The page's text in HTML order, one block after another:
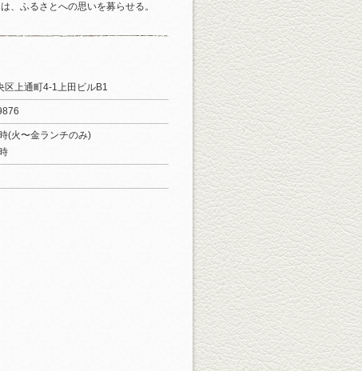
、ふるさとへの思いを募らせる。
区上通町4-1上田ビルB1
(火〜金ランチのみ)